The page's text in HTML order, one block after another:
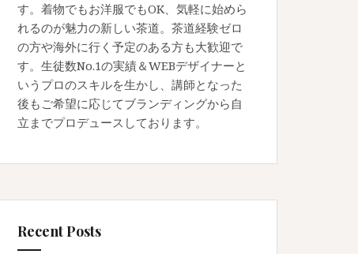
す。着物でもお洋服でもOK、気軽に始めら
れるのが魅力の新しい茶道。茶道経験ゼロ
の方や海外に行く予定のある方も大歓迎で
す。生徒数No.1の実績＆WEBデザイナーと
いうプロのスキルを生かし、講師となった
後もご希望に応じてブランディングから自
立までプロデュースしております。
Recent Posts